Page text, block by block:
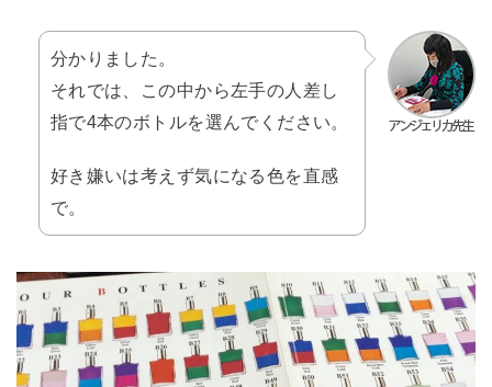
分かりました。
それでは、この中から左手の人差し
指で4本のボトルを選んでください。
好き嫌いは考えず気になる色を直感
で。